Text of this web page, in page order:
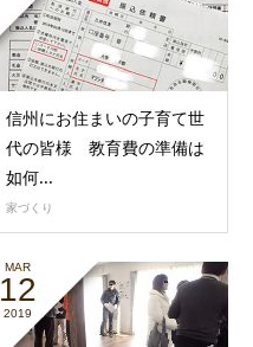
信州にお住まいの子育て世
代の皆様 教育費の準備は
如何...
家づくり
MAR
12
2019